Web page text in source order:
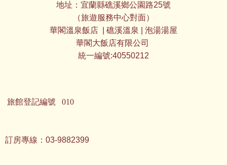
地址：宜蘭縣礁溪鄉公園路25號
（旅遊服務中心對面）
華閣溫泉飯店
| 礁溪溫泉 | 泡湯湯屋
華閣大飯店有限公司
統一編號:40550212
旅館登記編號 010
訂房專線：03-9882399